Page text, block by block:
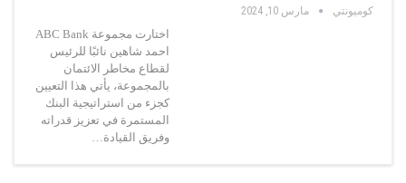
كوميونتي مارس 10, 2024
اختارت مجموعة ABC Bank
احمد شاهين نائبًا للرئيس
لقطاع مخاطر الائتمان
بالمجموعة، يأتي هذا التعيين
كجزء من استراتيجية البنك
المستمرة في تعزيز قدراته
وفريق القيادة…